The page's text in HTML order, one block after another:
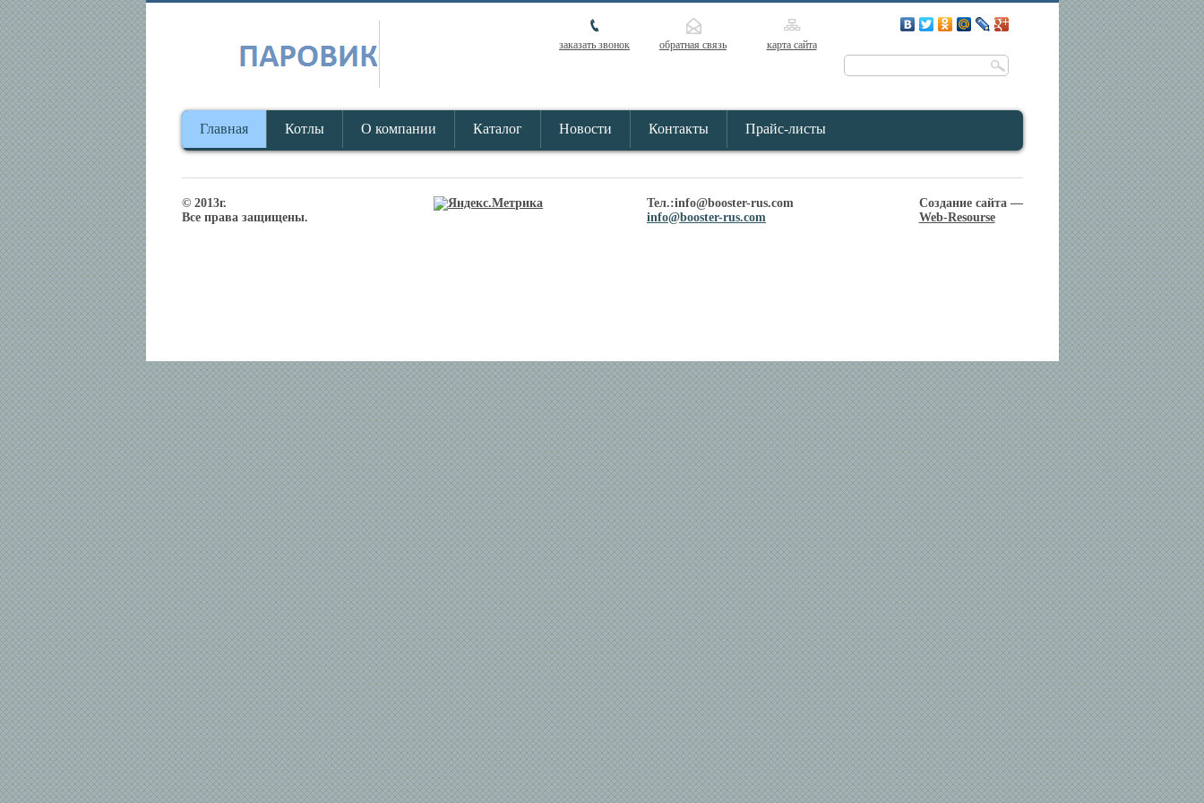
заказать звонок обратная связь карта сайта
Главная Котлы О компании Каталог Новости Контакты Прайс-листы
© 2013г.
Все права защищены.
Тел.:info@booster-rus.com
info@booster-rus.com
Создание сайта —
Web-Resourse